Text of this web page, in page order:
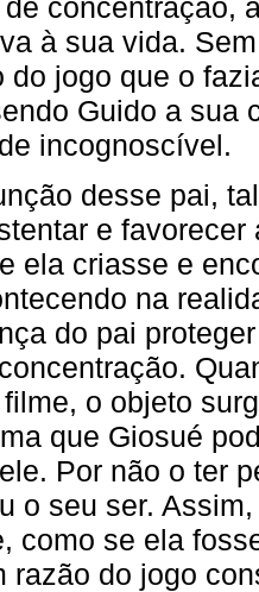
concentração,
à sua vida.
do jogo que o
Guido a sua
incognoscível.
desse pai,
e
ela criasse e
na
do pai
o objeto
que Giosué
Por não o ter
o seu ser.
como se ela
razão do jogo